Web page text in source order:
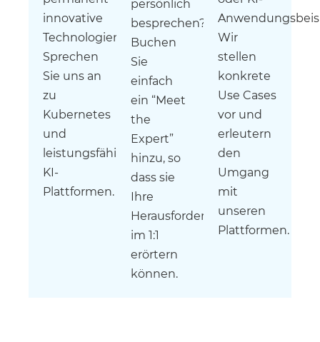
innovative
Technologien.
Sprechen
Sie uns an
zu
Kubernetes
und
leistungsfähigen
KI-
Plattformen.
persönlich
besprechen?
Buchen
Sie
einfach
ein “Meet
the
Expert”
hinzu, so
dass sie
Ihre
Herausforderung
im 1:1
erörtern
können.
Wir
stellen
konkrete
Use Cases
vor und
erleutern
den
Umgang
mit
unseren
Plattformen.